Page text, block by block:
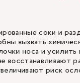
соки и
вызвать
носа и усилить
восстанавливают
риск